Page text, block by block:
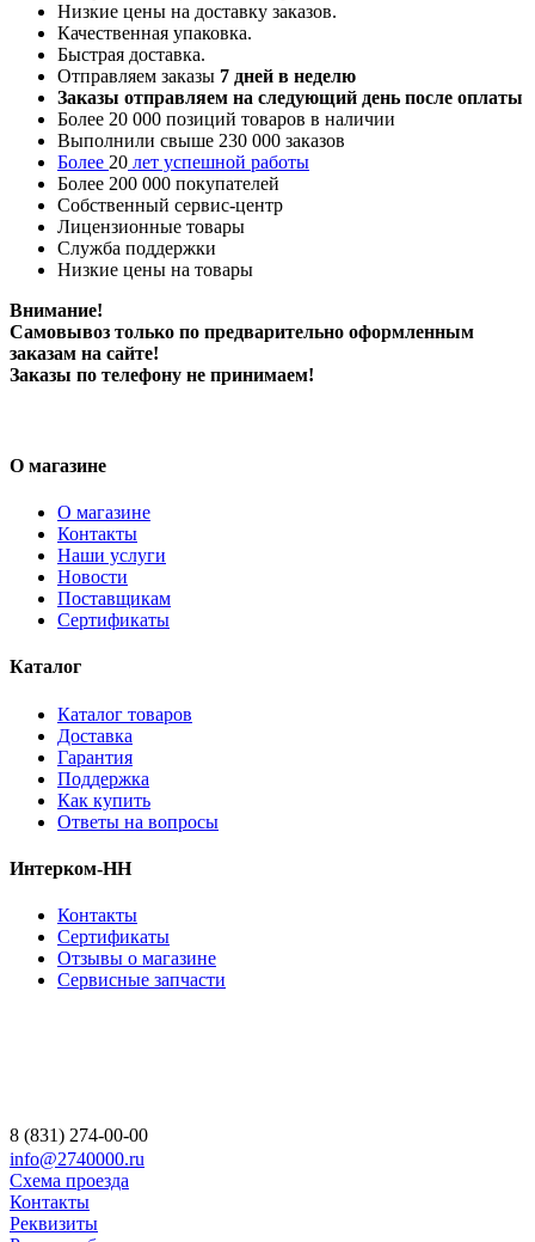
Низкие цены на доставку заказов.
Качественная упаковка.
Быстрая доставка.
Отправляем заказы 7 дней в неделю
Заказы отправляем на следующий день после оплаты
Более 20 000 позиций товаров в наличии
Выполнили свыше 230 000 заказов
Более 20 лет успешной работы
Более 200 000 покупателей
Собственный сервис-центр
Лицензионные товары
Служба поддержки
Низкие цены на товары
Внимание!
Самовывоз только по предварительно оформленным
заказам на сайте!
Заказы по телефону не принимаем!
О магазине
О магазине
Контакты
Наши услуги
Новости
Поставщикам
Сертификаты
Каталог
Каталог товаров
Доставка
Гарантия
Поддержка
Как купить
Ответы на вопросы
Интерком-НН
Контакты
Сертификаты
Отзывы о магазине
Сервисные запчасти
8 (831) 274-00-00
info@2740000.ru
Схема проезда
Контакты
Реквизиты